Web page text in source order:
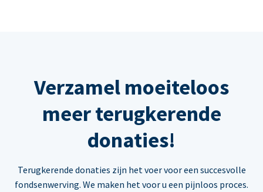
Verzamel moeiteloos
meer terugkerende
donaties!
Terugkerende donaties zijn het voer voor een succesvolle
fondsenwerving. We maken het voor u een pijnloos proces.